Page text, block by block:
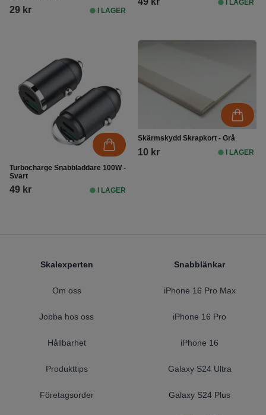
29 kr I LAGER
I LAGER
Turbocharge Snabbladdare 100W -
Svart
49 kr I LAGER
Skärmskydd Skrapkort - Grå
10 kr I LAGER
Skalexperten
Om oss
Jobba hos oss
Hållbarhet
Produkttips
Företagsorder
Snabblänkar
iPhone 16 Pro Max
iPhone 16 Pro
iPhone 16
Galaxy S24 Ultra
Galaxy S24 Plus